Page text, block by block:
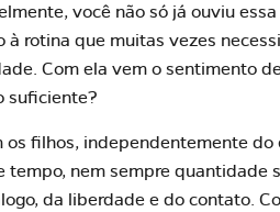
você não só já ouviu
rotina que muitas vezes
Com ela vem o sentimento
suficiente?
os filhos, independentemente do
tempo, nem sempre quantidade
da liberdade e do contato.